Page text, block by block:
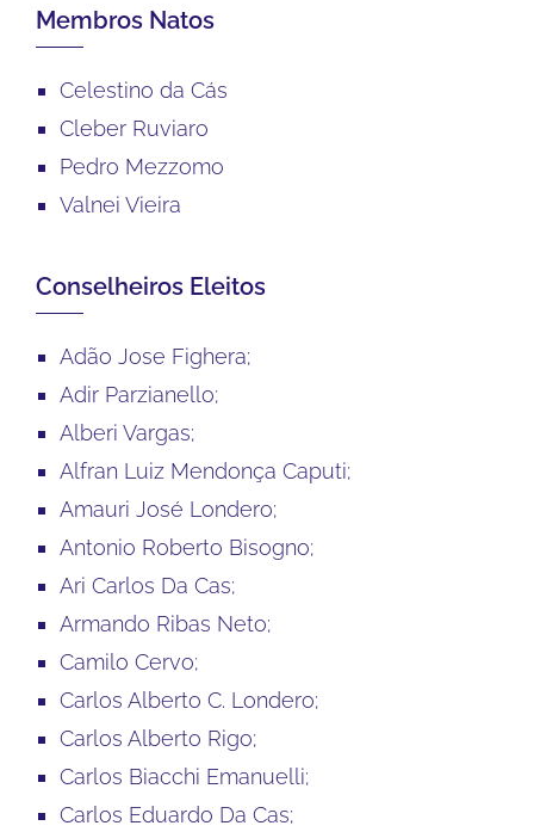
Membros Natos
Celestino da Cás
Cleber Ruviaro
Pedro Mezzomo
Valnei Vieira
Conselheiros Eleitos
Adão Jose Fighera;
Adir Parzianello;
Alberi Vargas;
Alfran Luiz Mendonça Caputi;
Amauri José Londero;
Antonio Roberto Bisogno;
Ari Carlos Da Cas;
Armando Ribas Neto;
Camilo Cervo;
Carlos Alberto C. Londero;
Carlos Alberto Rigo;
Carlos Biacchi Emanuelli;
Carlos Eduardo Da Cas;